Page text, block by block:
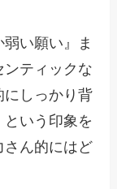
弱い願い』ま
ティックな
にしっかり背
いう印象を
さん的にはど